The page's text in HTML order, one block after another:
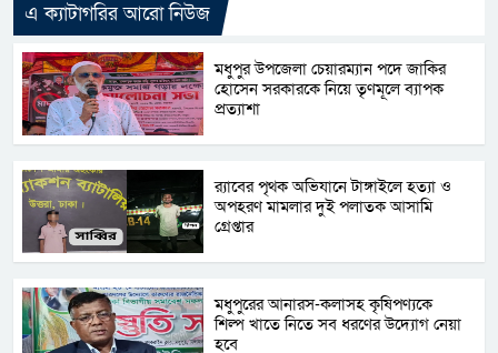
এ ক্যাটাগরির আরো নিউজ
মধুপুর উপজেলা চেয়ারম্যান পদে জাকির
হোসেন সরকারকে নিয়ে তৃণমূলে ব্যাপক
প্রত্যাশা
র‌্যাবের পৃথক অভিযানে টাঙ্গাইলে হত্যা ও
অপহরণ মামলার দুই পলাতক আসামি
গ্রেপ্তার
মধুপুরের আনারস-কলাসহ কৃষিপণ্যকে
শিল্প খাতে নিতে সব ধরণের উদ্যোগ নেয়া
হবে